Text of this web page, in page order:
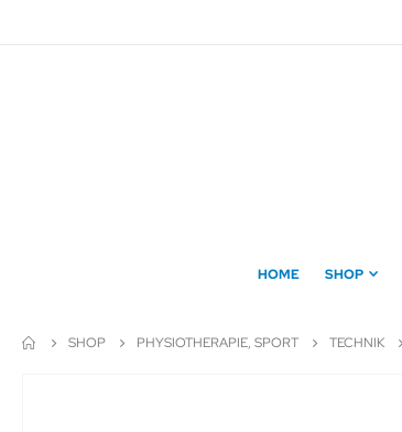
zum
HOME SHOP
SHOP PHYSIOTHERAPIE, SPORT TECHNIK